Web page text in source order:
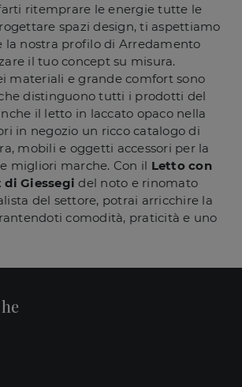
ritemprare le energie tutte le
spazi design, ti aspettiamo
la nostra profilo di Arredamento
il tuo concept su misura.
materiali e grande comfort sono
distinguono tutti i prodotti del
il letto in laccato opaco nella
in negozio un ricco catalogo di
mobili e oggetti accessori per la
migliori marche. Con il Letto con
Giessegi del noto e rinomato
del settore, potrai arricchire la
comodità, praticità e uno